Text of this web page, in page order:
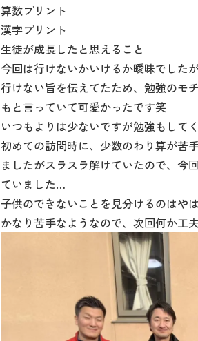
算数プリント
漢字プリント
生徒が成長したと思えること
今回は行けないかいけるか曖昧でした
行けない旨を伝えてたため、勉強のモ
もと言っていて可愛かったです笑
いつもよりは少ないですが勉強もして
初めての訪問時に、少数のわり算が苦
ましたがスラスラ解けていたので、今
ていました…
子供のできないことを見分けるのはや
かなり苦手なようなので、次回何か工